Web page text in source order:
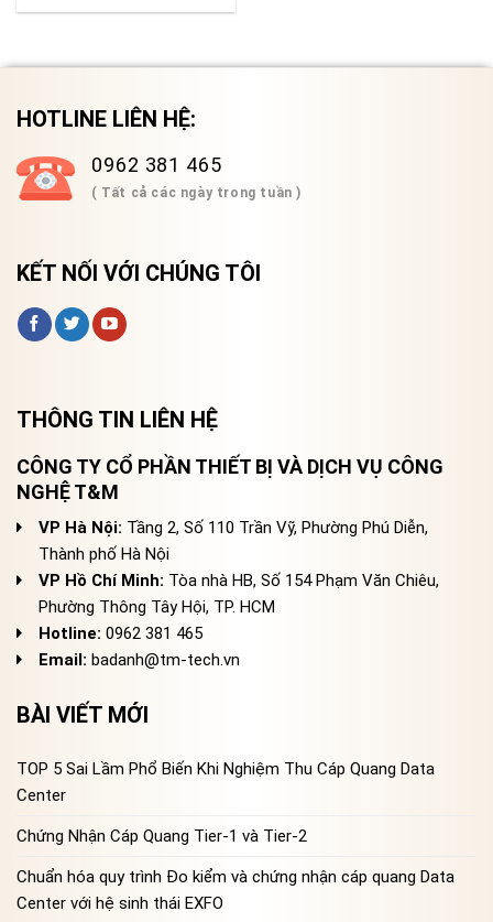
HOTLINE LIÊN HỆ:
0962 381 465
( Tất cả các ngày trong tuần )
KẾT NỐI VỚI CHÚNG TÔI
THÔNG TIN LIÊN HỆ
CÔNG TY CỔ PHẦN THIẾT BỊ VÀ DỊCH VỤ CÔNG
NGHỆ T&M
VP Hà Nội: Tầng 2, Số 110 Trần Vỹ, Phường Phú Diễn,
Thành phố Hà Nội
VP Hồ Chí Minh: Tòa nhà HB, Số 154 Phạm Văn Chiêu,
Phường Thông Tây Hội, TP. HCM
Hotline: 0962 381 465
Email: badanh@tm-tech.vn
BÀI VIẾT MỚI
TOP 5 Sai Lầm Phổ Biến Khi Nghiệm Thu Cáp Quang Data
Center
Chứng Nhận Cáp Quang Tier-1 và Tier-2
Chuẩn hóa quy trình Đo kiểm và chứng nhận cáp quang Data
Center với hệ sinh thái EXFO